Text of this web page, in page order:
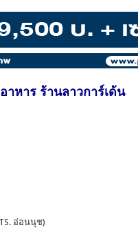
าหาร ร้านลาวการ์เด้น
อ่อนนุช)